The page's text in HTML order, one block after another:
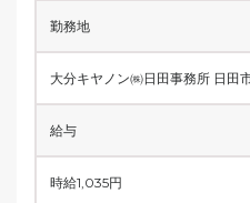
勤務地
大分キヤノン㈱日田事務所 日田
給与
時給1,035円